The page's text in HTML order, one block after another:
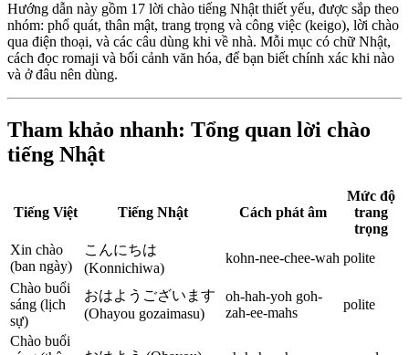
Hướng dẫn này gồm 17 lời chào tiếng Nhật thiết yếu, được sắp theo
nhóm: phổ quát, thân mật, trang trọng và công việc (keigo), lời chào
qua điện thoại, và các câu dùng khi về nhà. Mỗi mục có chữ Nhật,
cách đọc romaji và bối cảnh văn hóa, để bạn biết chính xác khi nào
và ở đâu nên dùng.
Tham khảo nhanh: Tổng quan lời chào
tiếng Nhật
Tiếng Việt Tiếng Nhật Cách phát âm
Mức độ
trang
trọng
Xin chào
(ban ngày)
こんにちは
(Konnichiwa)
kohn-nee-chee-wah polite
Chào buổi
sáng (lịch
sự)
おはようございます
(Ohayou gozaimasu)
oh-hah-yoh goh-
zah-ee-mahs
polite
Chào buổi